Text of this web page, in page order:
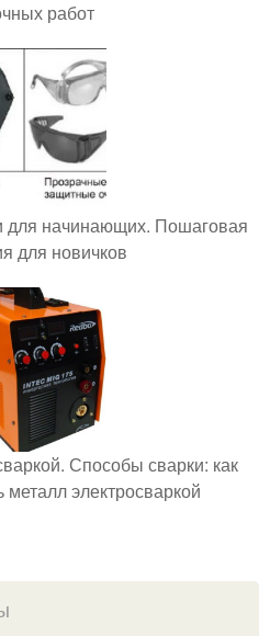
работ
для начинающих. Пошаговая
для новичков
Способы сварки: как
электросваркой